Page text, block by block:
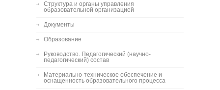
Структура и органы управления
образовательной организацией
Документы
Образование
Руководство. Педагогический (научно-
педагогический) состав
Материально-техническое обеспечение и
оснащенность образовательного процесса